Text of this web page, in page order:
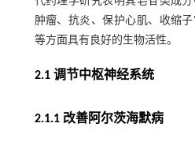
肿瘤、抗炎、保护心肌、收缩
等方面具有良好的生物活性。
2.1 调节中枢神经系统
2.1.1 改善阿尔茨海默病